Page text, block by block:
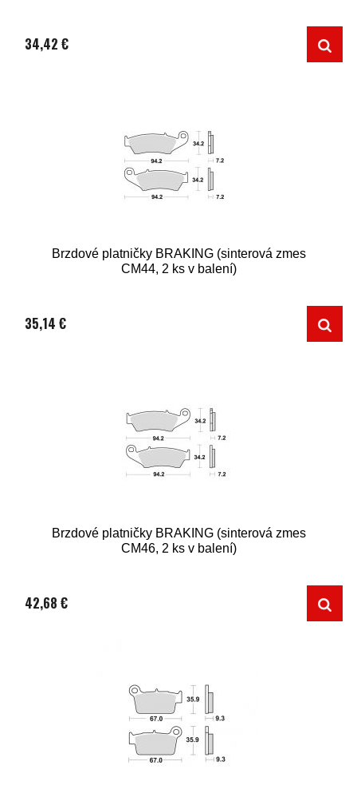
34,42 €
Brzdové platničky BRAKING (sinterová zmes
CM44, 2 ks v balení)
35,14 €
Brzdové platničky BRAKING (sinterová zmes
CM46, 2 ks v balení)
42,68 €